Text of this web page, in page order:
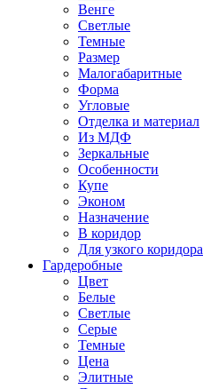
Венге
Светлые
Темные
Размер
Малогабаритные
Форма
Угловые
Отделка и материал
Из МДФ
Зеркальные
Особенности
Купе
Эконом
Назначение
В коридор
Для узкого коридора
Гардеробные
Цвет
Белые
Светлые
Серые
Темные
Цена
Элитные